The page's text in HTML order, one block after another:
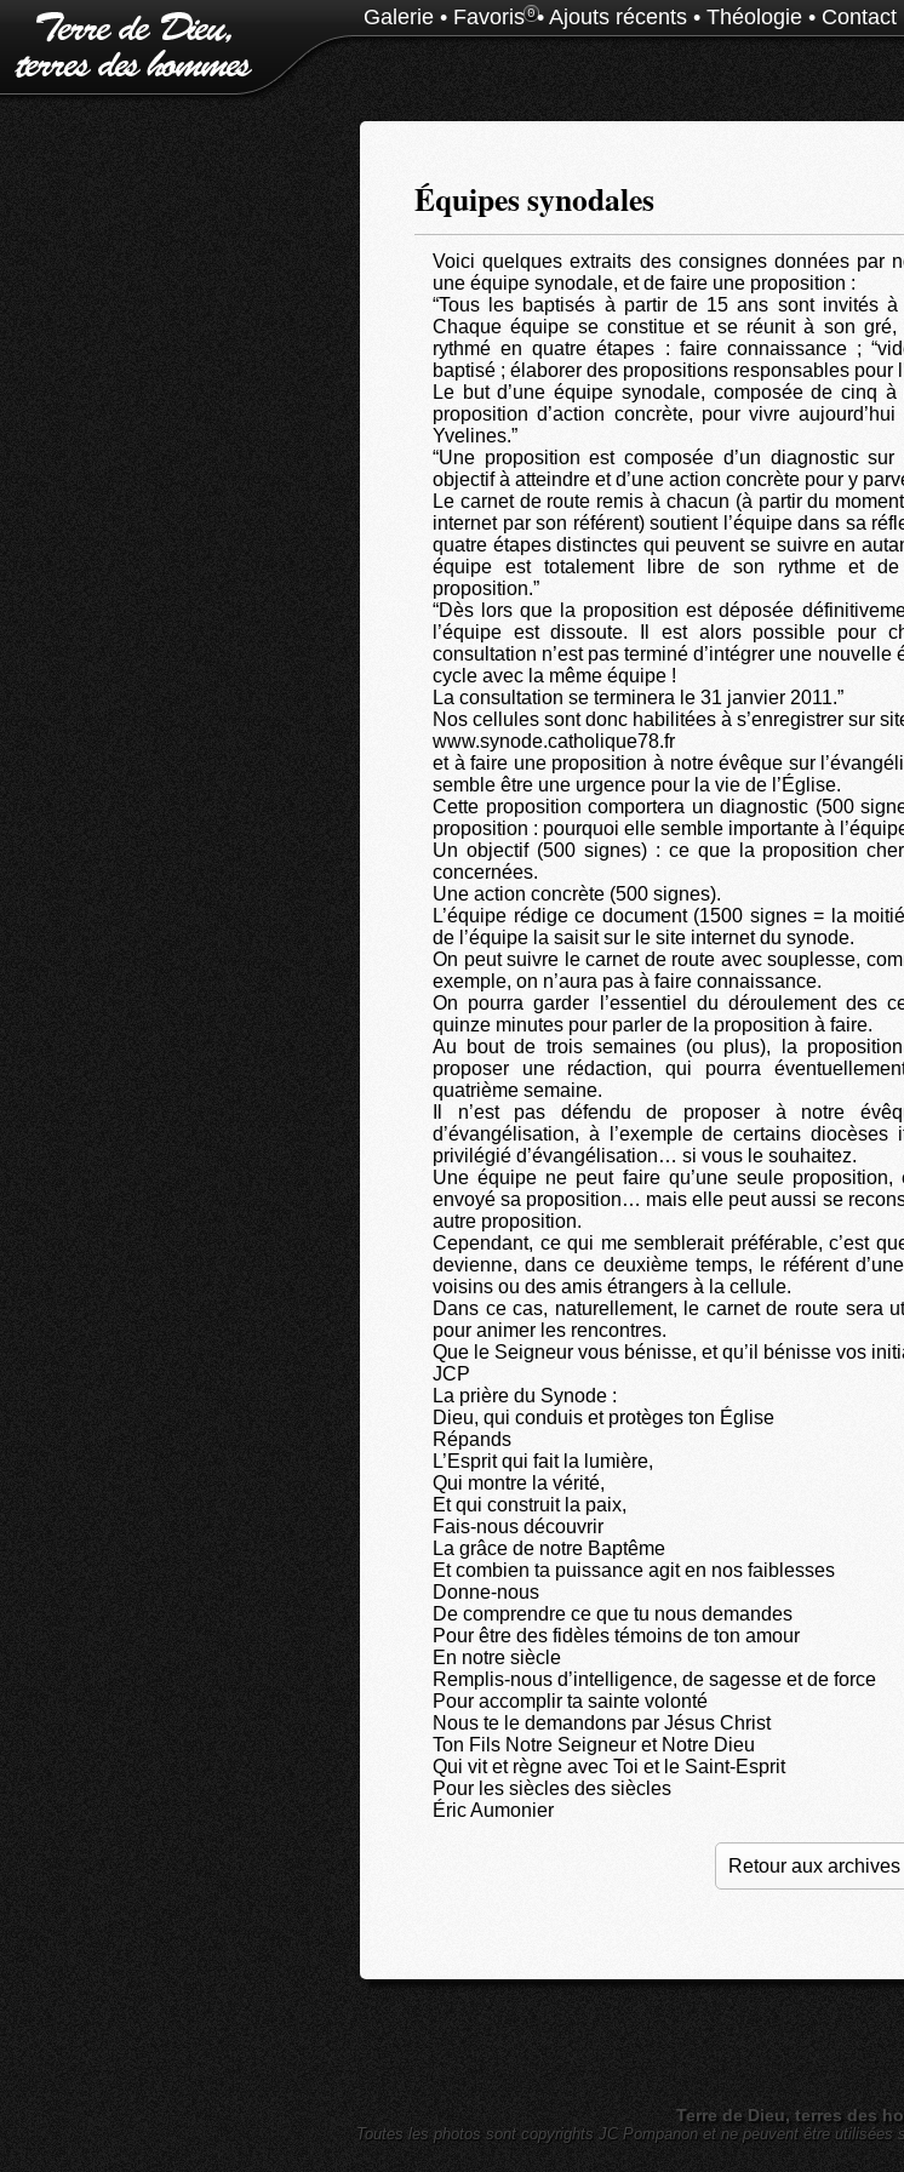
Galerie • Favoris0• Ajouts récents • Théologie • Contact
Équipes synodales
Voici quelques extraits des consignes données par
une équipe synodale, et de faire une proposition :
“Tous les baptisés à partir de 15 ans sont invités
Chaque équipe se constitue et se réunit à son
rythmé en quatre étapes : faire connaissance ;
baptisé ; élaborer des propositions responsables pour
Le but d’une équipe synodale, composée de cinq
proposition d’action concrète, pour vivre
Yvelines.”
“Une proposition est composée d’un diagnostic sur
objectif à atteindre et d’une action concrète pour y
Le carnet de route remis à chacun (à partir du
internet par son référent) soutient l’équipe dans sa
quatre étapes distinctes qui peuvent se suivre en
équipe est totalement libre de son rythme et
proposition.”
“Dès lors que la proposition est déposée
l’équipe est dissoute. Il est alors possible pour
consultation n’est pas terminé d’intégrer une
cycle avec la même équipe !
La consultation se terminera le 31 janvier 2011.”
Nos cellules sont donc habilitées à s’enregistrer sur
www.synode.catholique78.fr
et à faire une proposition à notre évêque sur
semble être une urgence pour la vie de l’Église.
Cette proposition comportera un diagnostic (500
proposition : pourquoi elle semble importante à
Un objectif (500 signes) : ce que la proposition
concernées.
Une action concrète (500 signes).
L’équipe rédige ce document (1500 signes = la
de l’équipe la saisit sur le site internet du synode.
On peut suivre le carnet de route avec souplesse,
exemple, on n’aura pas à faire connaissance.
On pourra garder l’essentiel du déroulement des
quinze minutes pour parler de la proposition à faire.
Au bout de trois semaines (ou plus), la
proposer une rédaction, qui pourra
quatrième semaine.
Il n’est pas défendu de proposer à notre
d’évangélisation, à l’exemple de certains
privilégié d’évangélisation… si vous le souhaitez.
Une équipe ne peut faire qu’une seule
envoyé sa proposition… mais elle peut aussi se
autre proposition.
Cependant, ce qui me semblerait préférable, c’est
devienne, dans ce deuxième temps, le référent
voisins ou des amis étrangers à la cellule.
Dans ce cas, naturellement, le carnet de route sera
pour animer les rencontres.
Que le Seigneur vous bénisse, et qu’il bénisse vos
JCP
La prière du Synode :
Dieu, qui conduis et protèges ton Église
Répands
L’Esprit qui fait la lumière,
Qui montre la vérité,
Et qui construit la paix,
Fais-nous découvrir
La grâce de notre Baptême
Et combien ta puissance agit en nos faiblesses
Donne-nous
De comprendre ce que tu nous demandes
Pour être des fidèles témoins de ton amour
En notre siècle
Remplis-nous d’intelligence, de sagesse et de force
Pour accomplir ta sainte volonté
Nous te le demandons par Jésus Christ
Ton Fils Notre Seigneur et Notre Dieu
Qui vit et règne avec Toi et le Saint-Esprit
Pour les siècles des siècles
Éric Aumonier
Retour aux archives
Terre de Dieu, terres des
Toutes les photos sont copyrights JC Pompanon et ne peuvent être